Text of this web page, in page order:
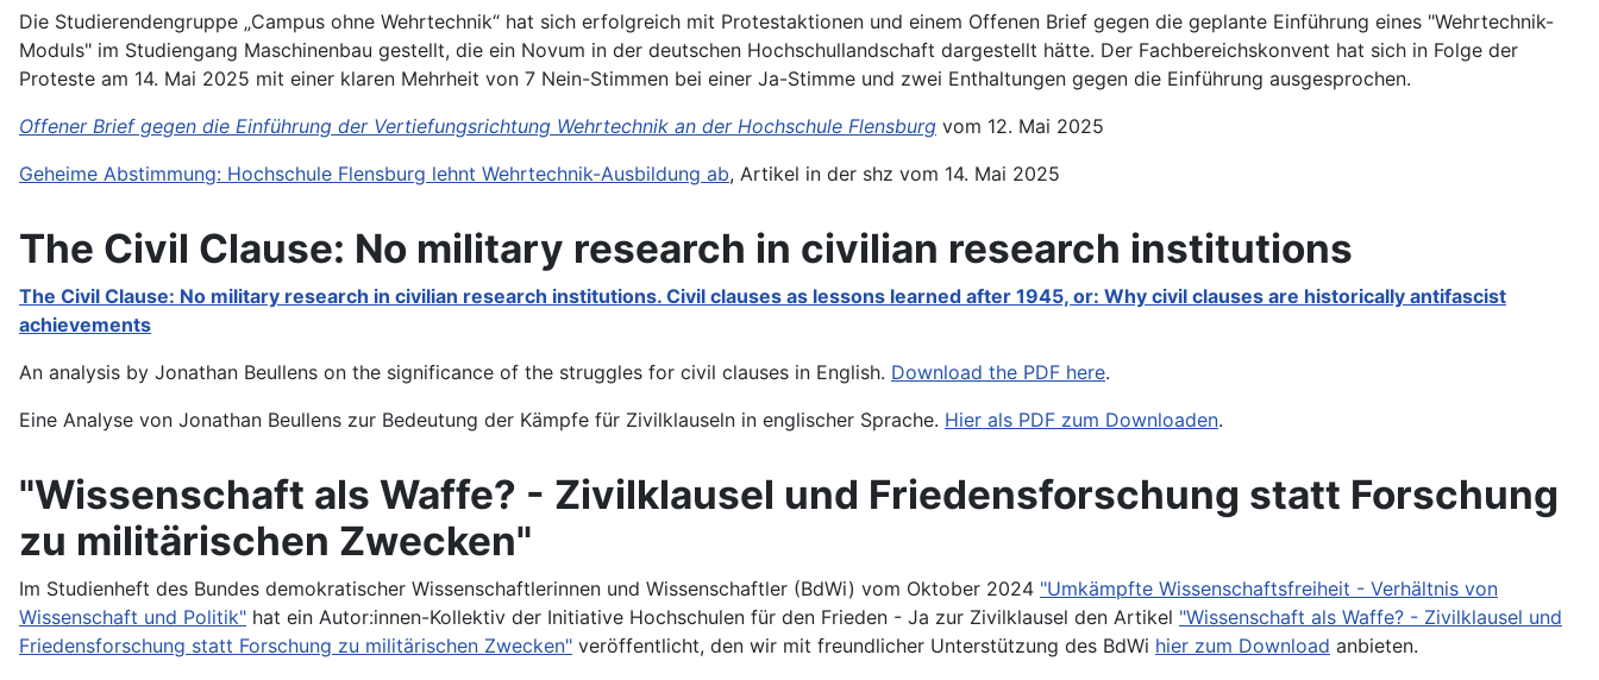
Die Studierendengruppe „Campus ohne Wehrtechnik“ hat sich erfolgreich mit Protestaktionen und einem Offenen Brief gegen die geplante Einführung eines "Wehrtechnik-
Moduls" im Studiengang Maschinenbau gestellt, die ein Novum in der deutschen Hochschullandschaft dargestellt hätte. Der Fachbereichskonvent hat sich in Folge der
Proteste am 14. Mai 2025 mit einer klaren Mehrheit von 7 Nein-Stimmen bei einer Ja-Stimme und zwei Enthaltungen gegen die Einführung ausgesprochen.
Offener Brief gegen die Einführung der Vertiefungsrichtung Wehrtechnik an der Hochschule Flensburg vom 12. Mai 2025
Geheime Abstimmung: Hochschule Flensburg lehnt Wehrtechnik-Ausbildung ab, Artikel in der shz vom 14. Mai 2025
The Civil Clause: No military research in civilian research institutions
The Civil Clause: No military research in civilian research institutions. Civil clauses as lessons learned after 1945, or: Why civil clauses are historically antifascist
achievements
An analysis by Jonathan Beullens on the significance of the struggles for civil clauses in English. Download the PDF here.
Eine Analyse von Jonathan Beullens zur Bedeutung der Kämpfe für Zivilklauseln in englischer Sprache. Hier als PDF zum Downloaden.
"Wissenschaft als Waffe? - Zivilklausel und Friedensforschung statt Forschung
zu militärischen Zwecken"
Im Studienheft des Bundes demokratischer Wissenschaftlerinnen und Wissenschaftler (BdWi) vom Oktober 2024 "Umkämpfte Wissenschaftsfreiheit - Verhältnis von
Wissenschaft und Politik" hat ein Autor:innen-Kollektiv der Initiative Hochschulen für den Frieden - Ja zur Zivilklausel den Artikel "Wissenschaft als Waffe? - Zivilklausel und
Friedensforschung statt Forschung zu militärischen Zwecken" veröffentlicht, den wir mit freundlicher Unterstützung des BdWi hier zum Download anbieten.